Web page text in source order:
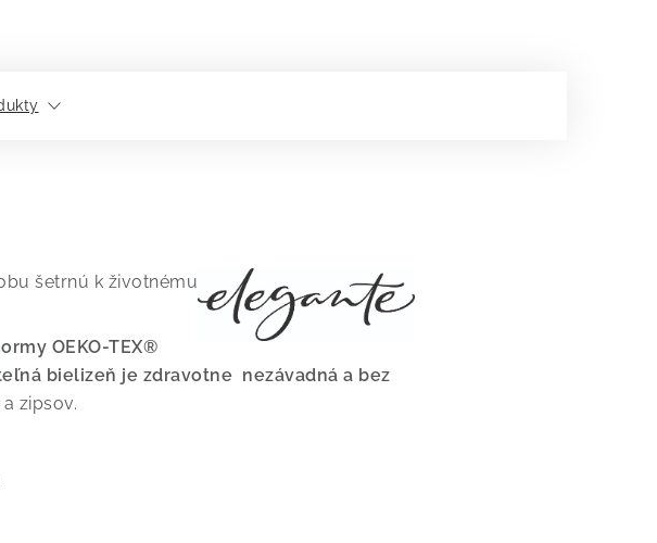
šetrnú k životnému
OEKO-TEX®
bielizeň je zdravotne nezávadná a bez
zipsov.